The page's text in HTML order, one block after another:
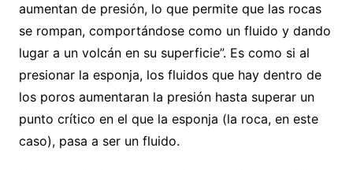
aumentan de presión, lo que permite que las rocas
se rompan, comportándose como un fluido y dando
lugar a un volcán en su superficie”. Es como si al
presionar la esponja, los fluidos que hay dentro de
los poros aumentaran la presión hasta superar un
punto crítico en el que la esponja (la roca, en este
caso), pasa a ser un fluido.